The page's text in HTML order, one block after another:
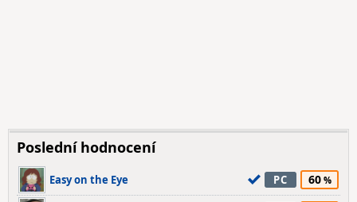
Poslední hodnocení
Easy on the Eye PC 60